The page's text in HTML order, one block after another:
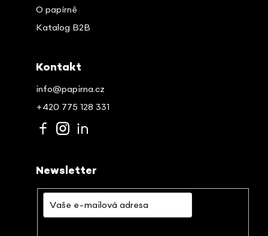
O papírně
Katalog B2B
Kontakt
info@papirna.cz
+420 775 128 331
Newsletter